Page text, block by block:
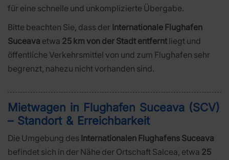
für eine schnelle und unkomplizierte Übergabe.
Bitte beachten Sie, dass der Internationale Flughafen
Suceava etwa 25 km von der Stadt entfernt liegt und
öffentliche Verkehrsmittel von und zum Flughafen sehr
begrenzt, nahezu nicht vorhanden sind.
Mietwagen in Flughafen Suceava (SCV)
– Standort & Erreichbarkeit
Die Umgebung des Internationalen Flughafens Suceava
befindet sich in der Nähe der Ortschaft Salcea, etwa 25